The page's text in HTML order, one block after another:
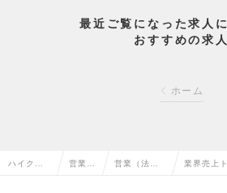
最近ご覧になった求人
おすすめの求人
ホーム
ハイクラ 営業系 営業（法人 業界売上